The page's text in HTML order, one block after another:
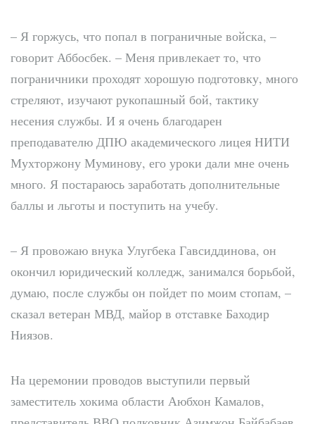
– Я горжусь, что попал в пограничные войска, –
говорит Аббосбек. – Меня привлекает то, что
пограничники проходят хорошую подготовку, много
стреляют, изучают рукопашный бой, тактику
несения службы. И я очень благодарен
преподавателю ДПЮ академического лицея НИТИ
Мухторжону Муминову, его уроки дали мне очень
много. Я постараюсь заработать дополнительные
баллы и льготы и поступить на учебу.
– Я провожаю внука Улугбека Гавсиддинова, он
окончил юридический колледж, занимался борьбой,
думаю, после службы он пойдет по моим стопам, –
сказал ветеран МВД, майор в отставке Баходир
Ниязов.
На церемонии проводов выступили первый
заместитель хокима области Аюбхон Камалов,